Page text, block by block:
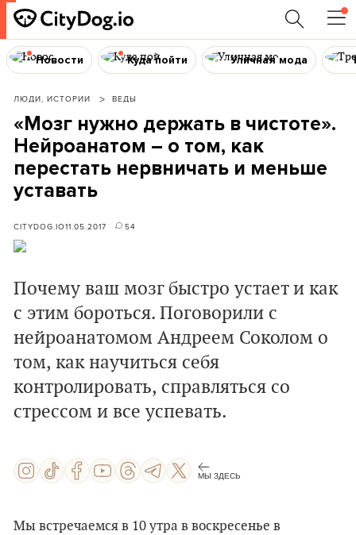
Новости Куда пойти Уличная мода
ЛЮДИ, ИСТОРИИ ВЕДЫ
«Мозг нужно держать в чистоте».
Нейроанатом – о том, как
перестать нервничать и меньше
уставать
CITYDOG.IO11.05.2017 54
Почему ваш мозг быстро устает и как
с этим бороться. Поговорили с
нейроанатомом Андреем Соколом о
том, как научиться себя
контролировать, справляться со
стрессом и все успевать.
МЫ ЗДЕСЬ
Мы встречаемся в 10 утра в воскресенье в